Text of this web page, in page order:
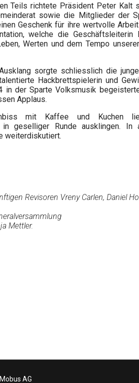
Teils richtete Präsident Peter Kalt
sowie die Mitglieder der
Geschenk für ihre wertvolle
welche die
Werten und dem Tempo
sorgte schliesslich die
Hackbrettspielerin und
in der Sparte Volksmusik
Applaus.
mit Kaffee und Kuchen
geselliger Runde ausklingen. In
weiterdiskutiert.
Revisoren Vreny Carlen, Daniel
Mettler.
AG